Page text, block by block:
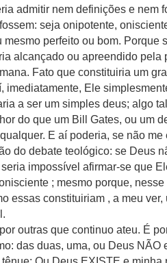
admitir nem definições e nem
seja onipotente,
mesmo perfeito ou bom. Porque
alcançado ou apreendido pela
Fato que constituiria um
imediatamente, Ele
a ser um simples deus; algo
do que um Bill Gates, ou um
E aí poderia, se não me
do debate teológico: se Deus
impossível afirmar-se que
; mesmo porque, nesse
essas constituiriam , a meu ver,
outras que continuo ateu. É
das duas, uma, ou Deus NÃO